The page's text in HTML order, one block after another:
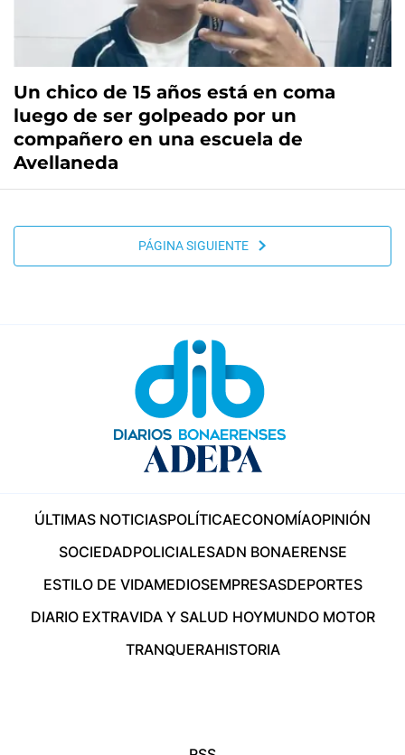
Un chico de 15 años está en coma
luego de ser golpeado por un
compañero en una escuela de
Avellaneda
PÁGINA SIGUIENTE
ÚLTIMAS NOTICIASPOLÍTICAECONOMÍAOPINIÓN
SOCIEDADPOLICIALESADN BONAERENSE
ESTILO DE VIDAMEDIOSEMPRESASDEPORTES
DIARIO EXTRAVIDA Y SALUD HOYMUNDO MOTOR
TRANQUERAHISTORIA